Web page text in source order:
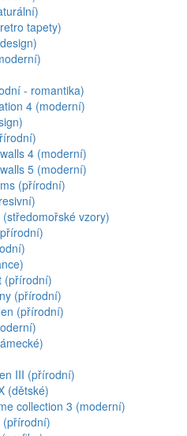
tapety)
- romantika)
4 (moderní)
4 (moderní)
5 (moderní)
(přírodní)
vzory)
(přírodní)
(přírodní)
(přírodní)
III (přírodní)
(dětské)
collection 3 (moderní)
(přírodní)